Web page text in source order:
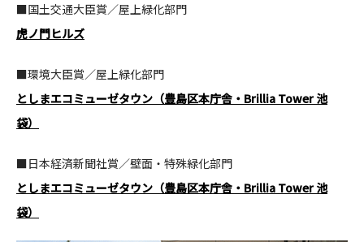
CONTACT
■国土交通大臣賞／屋上緑化部門
虎ノ門ヒルズ
■環境大臣賞／屋上緑化部門
としまエコミューゼタウン（豊島区本庁舎・Brillia Tower 池
袋）
■日本経済新聞社賞／壁面・特殊緑化部門
としまエコミューゼタウン（豊島区本庁舎・Brillia Tower 池
袋）